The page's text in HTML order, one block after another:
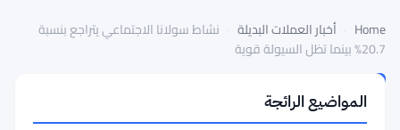
Home أخبار العملات البديلة
نشاط سولانا الاجتماعي يتراجع بنسبة
20.7% بينما تظل السيولة قوية
العملات
البديلة
المواضيع الرائجة